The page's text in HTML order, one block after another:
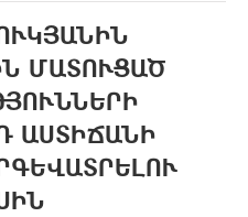
ՄԱՏՈՒՑԱԾ
ԱՍՏԻՃԱՆԻ